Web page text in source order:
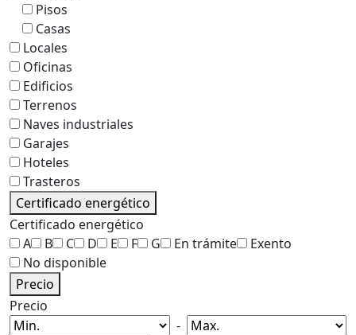
Pisos
Casas
Locales
Oficinas
Edificios
Terrenos
Naves industriales
Garajes
Hoteles
Trasteros
Certificado energético
Certificado energético
A
B C D E F G En trámite
Exento
No disponible
Precio
Precio
-